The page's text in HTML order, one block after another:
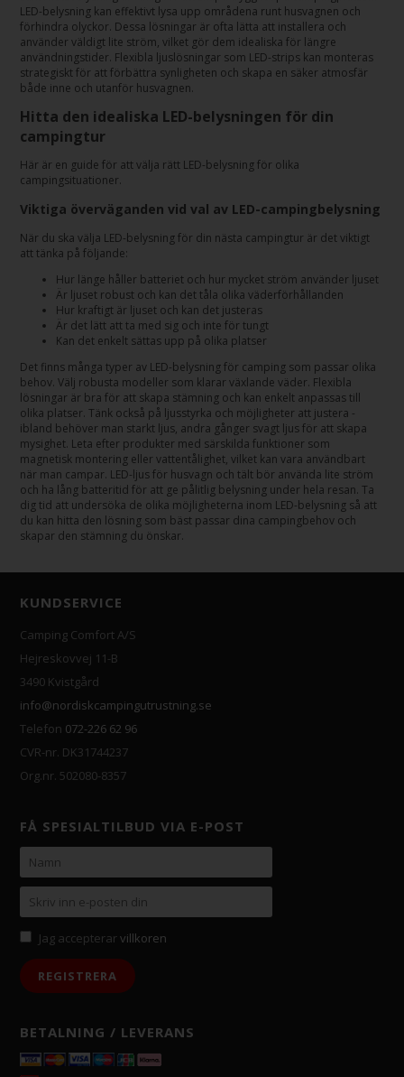
LED-belysning kan effektivt lysa upp områdena runt husvagnen och
förhindra olyckor. Dessa lösningar är ofta lätta att installera och
använder väldigt lite ström, vilket gör dem idealiska för längre
användningstider. Flexibla ljuslösningar som LED-strips kan monteras
strategiskt för att förbättra synligheten och skapa en säker atmosfär
både inne och utanför husvagnen.
Hitta den idealiska LED-belysningen för din
campingtur
Här är en guide för att välja rätt LED-belysning för olika
campingsituationer.
Viktiga överväganden vid val av LED-campingbelysning
När du ska välja LED-belysning för din nästa campingtur är det viktigt
att tänka på följande:
Hur länge håller batteriet och hur mycket ström använder ljuset
Är ljuset robust och kan det tåla olika väderförhållanden
Hur kraftigt är ljuset och kan det justeras
Är det lätt att ta med sig och inte för tungt
Kan det enkelt sättas upp på olika platser
Det finns många typer av LED-belysning för camping som passar olika
behov. Välj robusta modeller som klarar växlande väder. Flexibla
lösningar är bra för att skapa stämning och kan enkelt anpassas till
olika platser. Tänk också på ljusstyrka och möjligheter att justera -
ibland behöver man starkt ljus, andra gånger svagt ljus för att skapa
mysighet. Leta efter produkter med särskilda funktioner som
magnetisk montering eller vattentålighet, vilket kan vara användbart
när man campar. LED-ljus för husvagn och tält bör använda lite ström
och ha lång batteritid för att ge pålitlig belysning under hela resan. Ta
dig tid att undersöka de olika möjligheterna inom LED-belysning så att
du kan hitta den lösning som bäst passar dina campingbehov och
skapar den stämning du önskar.
KUNDSERVICE
Camping Comfort A/S
Hejreskovvej 11-B
3490 Kvistgård
info@nordiskcampingutrustning.se
Telefon 072-226 62 96
CVR-nr. DK31744237
Org.nr. 502080-8357
FÅ SPESIALTILBUD VIA E-POST
Jag accepterarvillkoren
BETALNING / LEVERANS